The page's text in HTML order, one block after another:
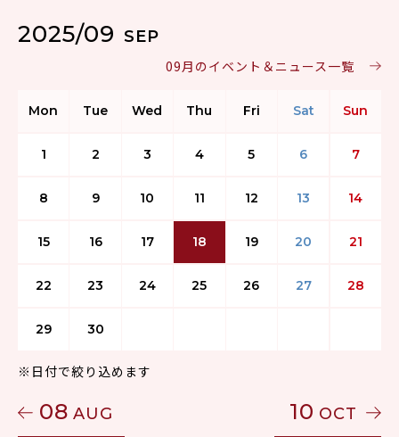
08 AUG
2025/09 SEP
09月のイベント＆ニュース一覧
Mon Tue Wed Thu Fri Sat Sun
1 2 3 4 5 6 7
8 9 10 11 12 13 14
15 16 17 18 19 20 21
22 23 24 25 26 27 28
29 30
※日付で絞り込めます
10 OCT